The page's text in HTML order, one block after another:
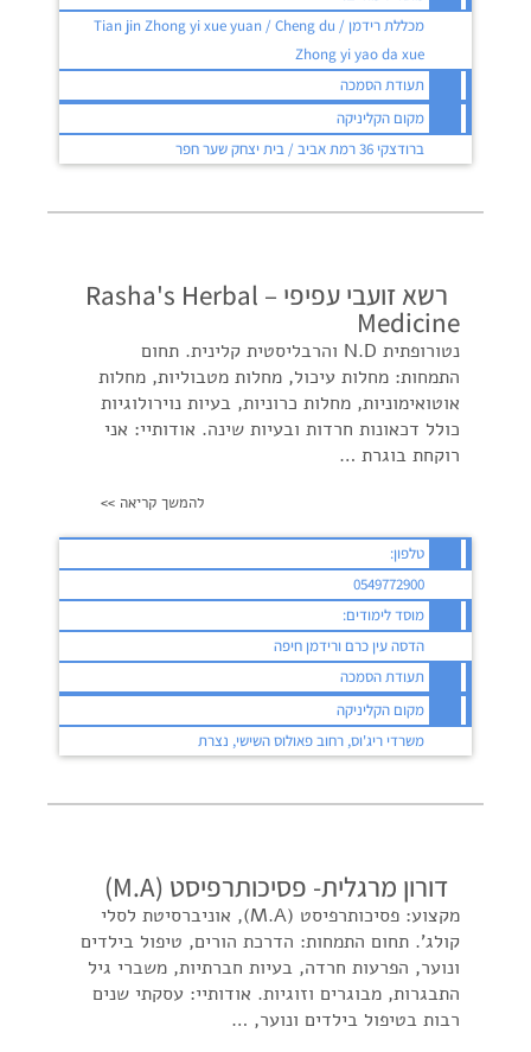
מכללת רידמן / Tian jin Zhong yi xue yuan / Cheng du
Zhong yi yao da xue
תעודת הסמכה
מקום הקליניקה
ברודצקי 36 רמת אביב / בית יצחק שער חפר
רשא זועבי עפיפי – Rasha's Herbal
Medicine
נטורופתית N.D והרבליסטית קלינית. תחום
התמחות: מחלות עיכול, מחלות מטבוליות, מחלות
אוטואימוניות, מחלות כרוניות, בעיות נוירולוגיות
כולל דכאונות חרדות ובעיות שינה. אודותיי: אני
רוקחת בוגרת …
להמשך קריאה >>
טלפון:
0549772900
מוסד לימודים:
הדסה עין כרם ורידמן חיפה
תעודת הסמכה
מקום הקליניקה
משרדי ריג'וס, רחוב פאולוס השישי, נצרת
דורון מרגלית- פסיכותרפיסט (M.A)
מקצוע: פסיכותרפיסט (M.A), אוניברסיטת לסלי
קולג'. תחום התמחות: הדרכת הורים, טיפול בילדים
ונוער, הפרעות חרדה, בעיות חברתיות, משברי גיל
התבגרות, מבוגרים וזוגיות. אודותיי: עסקתי שנים
רבות בטיפול בילדים ונוער, …